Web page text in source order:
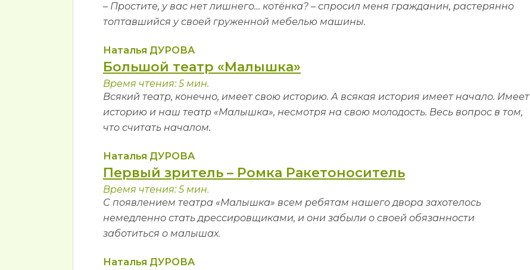
– Простите, у вас нет лишнего… котёнка? – спросил меня гражданин, растерянно
топтавшийся у своей груженной мебелью машины.
Наталья ДУРОВА
Большой театр «Малышка»
Время чтения: 5 мин.
Всякий театр, конечно, имеет свою историю. А всякая история имеет начало. Имеет
историю и наш театр «Малышка», несмотря на свою молодость. Весь вопрос в том,
что считать началом.
Наталья ДУРОВА
Первый зритель – Ромка Ракетоноситель
Время чтения: 5 мин.
С появлением театра «Малышка» всем ребятам нашего двора захотелось
немедленно стать дрессировщиками, и они забыли о своей обязанности
заботиться о малышах.
Наталья ДУРОВА